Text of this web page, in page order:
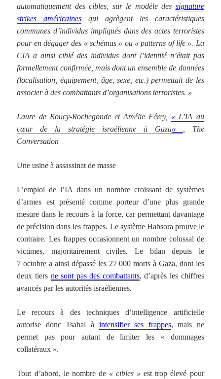
automatiquement des cibles, sur le modèle des signature
strikes américaines qui agrègent les caractéristiques
communes d’individus impliqués dans des actes terroristes
pour en dégager des « schémas » ou « patterns of life ». La
CIA a ainsi ciblé des individus dont l’identité n’était pas
formellement confirmée, mais dont un ensemble de données
(localisation, équipement, âge, sexe, etc.) permettait de les
associer à des combattants d’organisations terroristes. »
Laure de Roucy-Rochegonde et Amélie Férey, « L’IA au
cœur de la stratégie israélienne à Gaza«
, The
Conversation
Une usine à assassinat de masse
L’emploi de l’IA dans un nombre croissant de systèmes
d’armes est présenté comme porteur d’une plus grande
mesure dans le recours à la force, car permettant davantage
de précision dans les frappes. Le système Habsora prouve le
contraire. Les frappes occasionnent un nombre colossal de
victimes, majoritairement civiles. Le bilan depuis le
7 octobre a ainsi dépassé les 27 000 morts à Gaza, dont les
deux tiers ne sont pas des combattants, d’après les chiffres
avancés par les autorités israéliennes.
Le recours à des techniques d’intelligence artificielle
autorise donc Tsahal à intensifier ses frappes, mais ne
permet pas pour autant de limiter les « dommages
collatéraux ».
Tout d’abord, le nombre de « cibles » est trop élevé pour